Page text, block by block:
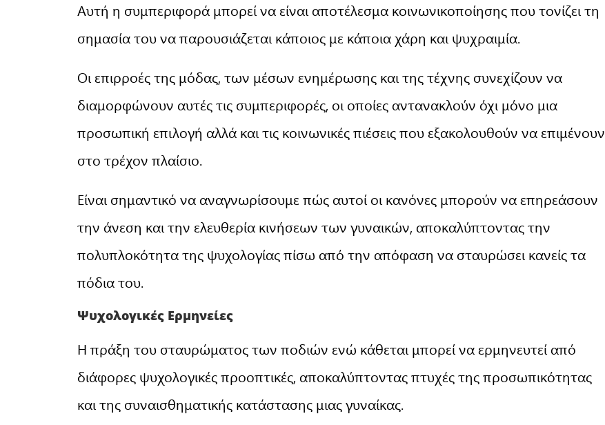
Αυτή η συμπεριφορά μπορεί να είναι αποτέλεσμα κοινωνικοποίησης που τονίζει τη
σημασία του να παρουσιάζεται κάποιος με κάποια χάρη και ψυχραιμία.
Οι επιρροές της μόδας, των μέσων ενημέρωσης και της τέχνης συνεχίζουν να
διαμορφώνουν αυτές τις συμπεριφορές, οι οποίες αντανακλούν όχι μόνο μια
προσωπική επιλογή αλλά και τις κοινωνικές πιέσεις που εξακολουθούν να επιμένουν
στο τρέχον πλαίσιο.
Είναι σημαντικό να αναγνωρίσουμε πώς αυτοί οι κανόνες μπορούν να επηρεάσουν
την άνεση και την ελευθερία κινήσεων των γυναικών, αποκαλύπτοντας την
πολυπλοκότητα της ψυχολογίας πίσω από την απόφαση να σταυρώσει κανείς τα
πόδια του.
Ψυχολογικές Ερμηνείες
Η πράξη του σταυρώματος των ποδιών ενώ κάθεται μπορεί να ερμηνευτεί από
διάφορες ψυχολογικές προοπτικές, αποκαλύπτοντας πτυχές της προσωπικότητας
και της συναισθηματικής κατάστασης μιας γυναίκας.